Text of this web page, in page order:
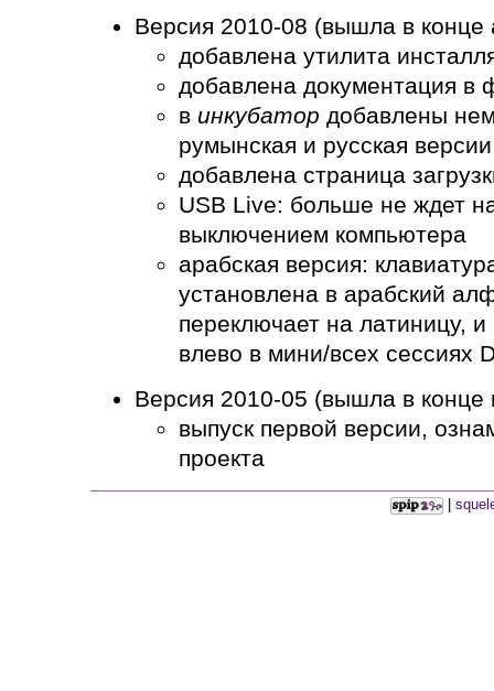
Версия 2010-08 (вышла в конце
добавлена утилита
добавлена документация в
в инкубатор добавлены
румынская и русская версии
добавлена страница
USB Live: больше не ждет
выключением компьютера
арабская версия:
установлена в арабский
переключает на латиницу,
влево в мини/всех сессиях
Версия 2010-05 (вышла в конце
выпуск первой версии,
проекта